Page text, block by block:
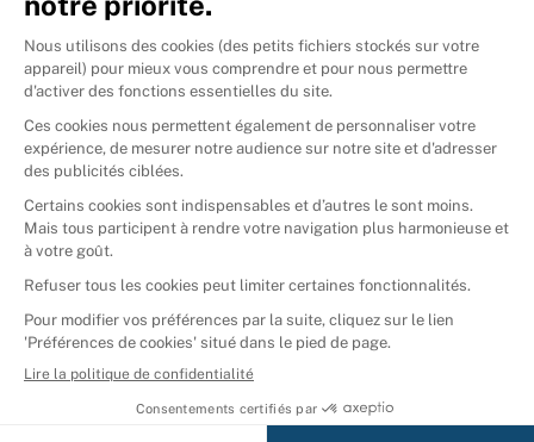
🇩🇪Allemagne
🇮🇹 Italie